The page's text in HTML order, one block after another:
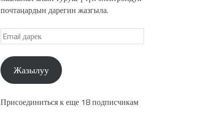
почтаңардын дарегин жазгыла.
Жазылуу
Присоединиться к еще 18 подписчикам